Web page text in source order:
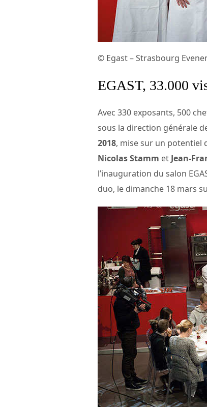
© Egast – Strasbourg
EGAST, 33.000
Avec 330 exposants, 500
sous la direction générale
2018, mise sur un potentiel
Nicolas Stamm et Jean-
l’inauguration du salon
duo, le dimanche 18 mars